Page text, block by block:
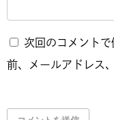
次回のコメント
前、メールアドレス